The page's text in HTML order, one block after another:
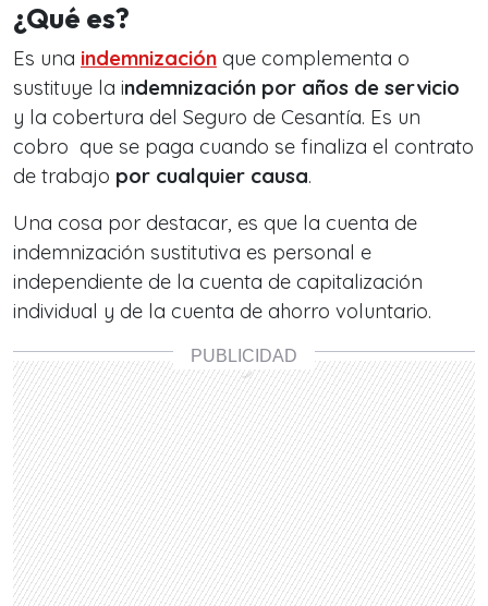
¿Qué es?
Es una indemnización que complementa o
sustituye la indemnización por años de servicio
y la cobertura del Seguro de Cesantía. Es un
cobro que se paga cuando se finaliza el contrato
de trabajo por cualquier causa.
Una cosa por destacar, es que la cuenta de
indemnización sustitutiva es personal e
independiente de la cuenta de capitalización
individual y de la cuenta de ahorro voluntario.